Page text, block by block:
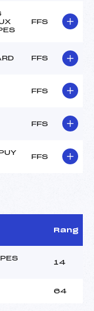
FFS
FFS
FFS
FFS
FFS
Rang
14
64